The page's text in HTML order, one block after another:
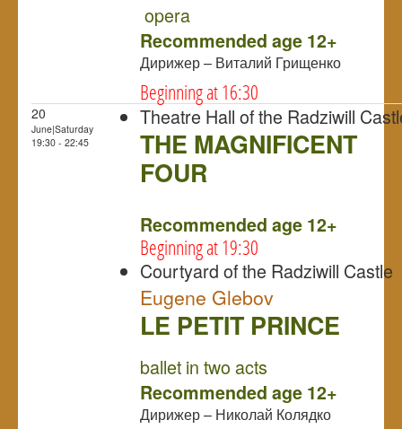
opera
Recommended age 12+
Дирижер – Виталий Грищенко
Beginning at 16:30
20
June|Saturday
19:30 - 22:45
Theatre Hall of the Radziwill
THE MAGNIFICENT
FOUR
Recommended age 12+
Beginning at 19:30
Courtyard of the Radziwill Castle
Eugene Glebov
LE PETIT PRINCE
ballet in two acts
Recommended age 12+
Дирижер – Николай Колядко